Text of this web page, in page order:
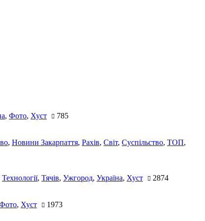
, Фото, Хуст 785
, Новини Закарпаття, Рахів, Світ, Суспільство, ТОП,
Технології, Тячів, Ужгород, Україна, Хуст 2874
, Хуст 1973